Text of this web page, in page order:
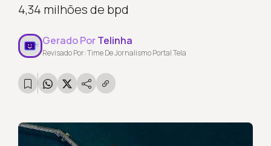
4,34 milhões de bpd
Gerado PorTelinha
Revisado Por: Time De Jornalismo Portal Tela